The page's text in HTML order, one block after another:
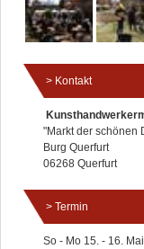
Kontakt
"Markt der schönen
Burg Querfurt
06268 Querfurt
Termin
So - Mo 15. - 16.